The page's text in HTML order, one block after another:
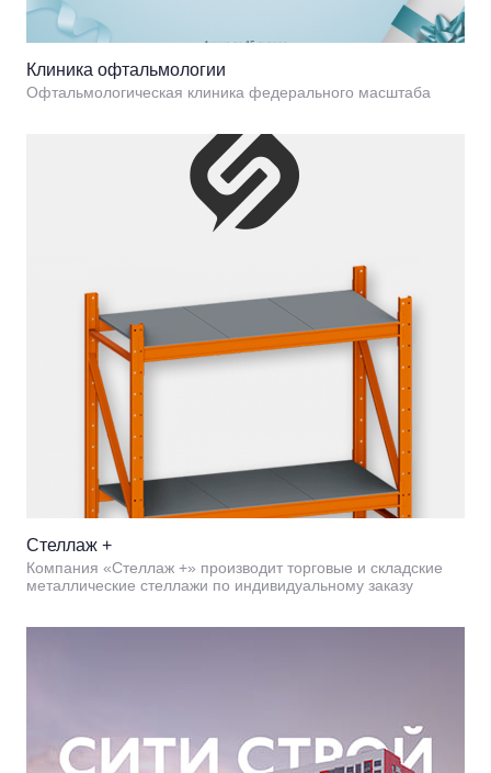
Клиника офтальмологии
Офтальмологическая клиника федерального масштаба
Стеллаж +
Компания «Стеллаж +» производит торговые и складские
металлические стеллажи по индивидуальному заказу